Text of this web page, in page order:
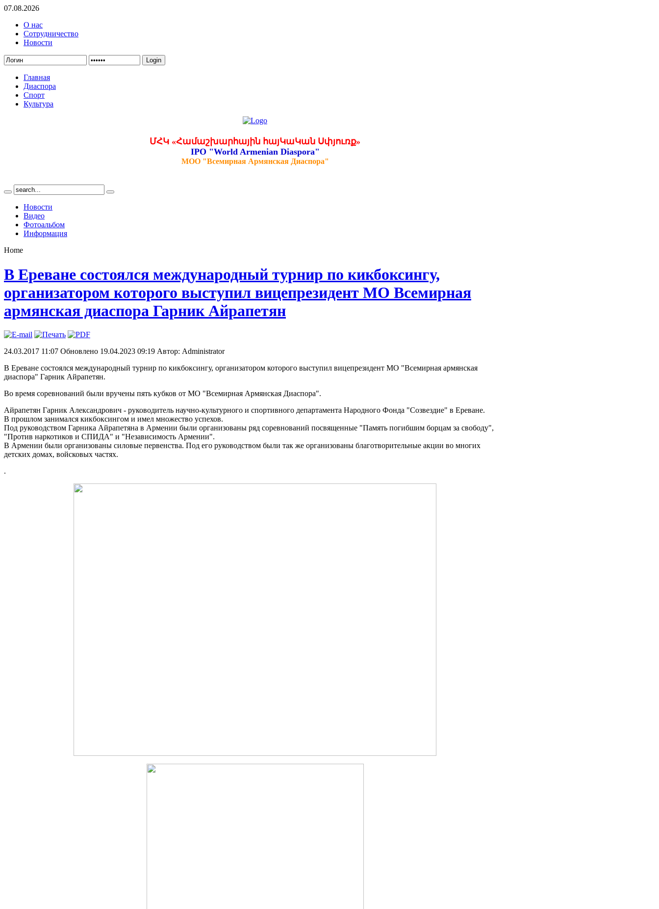
07.08.2026
О нас
Сотрудничество
Новости
Login
Главная
Диаспора
Спорт
Культура
ՄՀԿ «Համաշխարհային հայԿաԿան Սփյուռք»
IPO "World Armenian Diaspora"
МОО "Всемирная Армянская Диаспора"
Новости
Видео
Фотоальбом
Информация
Home
В Ереване состоялся международный турнир по кикбоксингу,
организатором которого выступил вицепрезидент МО Всемирная
армянская диаспора Гарник Айрапетян
24.03.2017 11:07 Обновлено 19.04.2023 09:19 Автор: Administrator
В Ереване состоялся международный турнир по кикбоксингу, организатором которого выступил вицепрезидент МО "Всемирная армянская
диаспора" Гарник Айрапетян.
Во время соревнований были вручены пять кубков от МО "Всемирная Армянская Диаспора".
Айрапетян Гарник Александрович - руководитель научно-культурного и спортивного департамента Народного Фонда "Созвездие" в Ереване.
В прошлом занимался кикбоксингом и имел множество успехов.
Под руководством Гарника Айрапетяна в Армении были организованы ряд соревнований посвященные "Память погибшим борцам за свободу",
"Против наркотиков и СПИДА" и "Независимость Армении".
В Армении были организованы силовые первенства. Под его руководством были так же организованы благотворительные акции во многих
детских домах, войсковых частях.
.